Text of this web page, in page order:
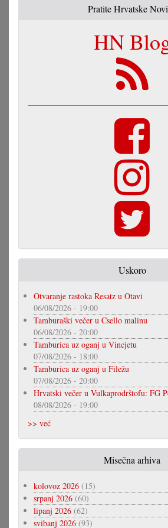
Pratite Hrvatske
HN
Uskoro
Otvaranje rastoka Resatz u Otavi
06/08/2026 - 19:00
Tamburaški večer u Csello malinu
06/08/2026 - 20:00
Tamburica uz oganj u Vincjetu
07/08/2026 - 18:00
Tamburica uz oganj u Filežu
07/08/2026 - 20:00
Hrvatski večer u Vulkaprodrštofu: FG
08/08/2026 - 19:00
>> već
Misečna arhiva
kolovoz 2026 (15)
srpanj 2026 (60)
lipanj 2026 (62)
svibanj 2026 (93)